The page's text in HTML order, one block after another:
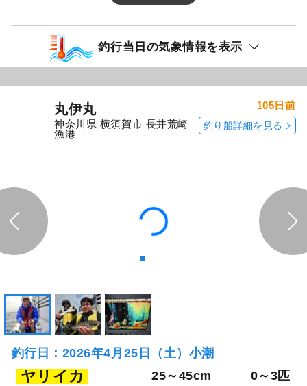
釣行当日の気象情報を表示
丸伊丸
神奈川県 横須賀市 長井荒崎
漁港
105日前
釣り船詳細を見る
釣行日：2026年4月25日（土）小潮
ヤリイカ 25～45cm 0～3匹